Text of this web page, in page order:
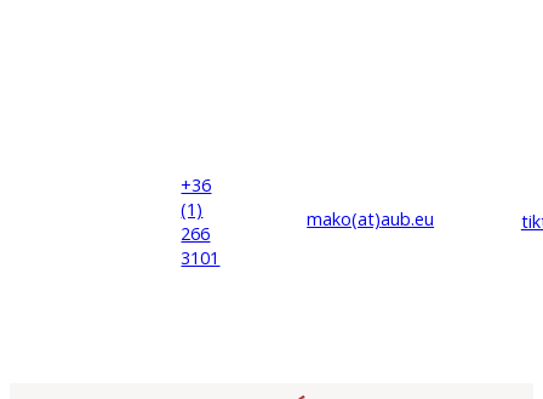
+36
(1)
266
3101
mako(at)aub.eu